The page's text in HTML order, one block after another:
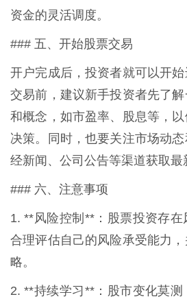
资金的灵活调度。
### 五、开始股票交易
开户完成后，投资者就可以开
交易前，建议新手投资者先了
和概念，如市盈率、股息等，
决策。同时，也要关注市场动
经新闻、公司公告等渠道获取最
### 六、注意事项
1. **风险控制**：股票投资存
合理评估自己的风险承受能力
略。
2. **持续学习**：股市变化莫测